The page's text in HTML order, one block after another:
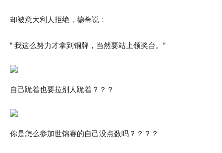
却被意大利人拒绝，德蒂说：
” 我这么努力才拿到铜牌，当然要站上领奖台。”
自己跪着也要拉别人跪着？？？
你是怎么参加世锦赛的自己没点数吗？？？？